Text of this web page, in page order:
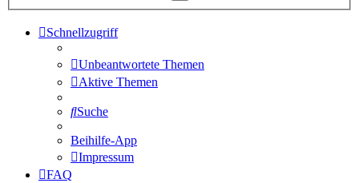
Schnellzugriff
Unbeantwortete Themen
Aktive Themen
Suche
Beihilfe-App
Impressum
FAQ